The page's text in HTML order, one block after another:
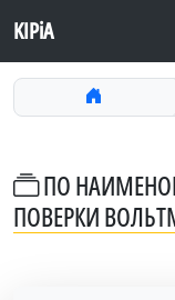
KIPiA
ПО
ПОВЕРКИ